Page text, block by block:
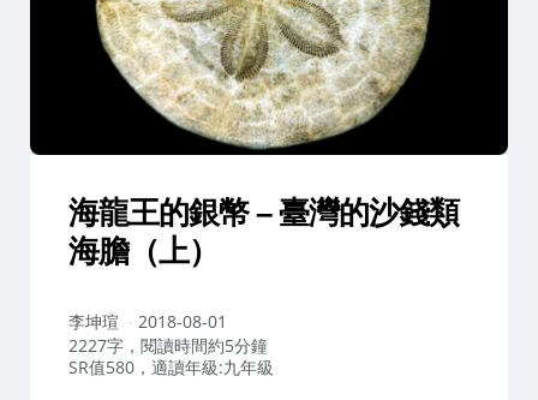
海龍王的銀幣 – 臺灣的沙錢類
海膽（上）
作
者：
李坤瑄
2018-08-01
2227字，閱讀時間約5分鐘
SR值580，適讀年級:九年級